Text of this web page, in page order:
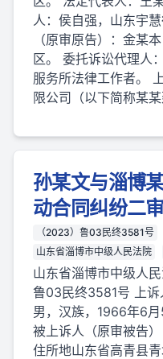
人：侯自强，山东宇
（原审原告）：金某
区。 委托诉讼代理人
服务所法律工作者。
限公司（以下简称某
孙某文与淄博
动合同纠纷二
（2023）鲁03民终3581号
山东省淄博市中级人民法院
山东省淄博市中级人
鲁03民终3581号 上诉
男，汉族，1966年6月
被上诉人（原审被告
住所地山东省高青县